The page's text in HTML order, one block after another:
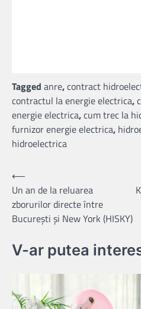
Tagged anre,contract
contractul la energie electrica,
energie electrica,cum trec la
furnizor energie electrica,
hidroelectrica
Navigare
în
articole
⟵
Un an de la reluarea
zborurilor directe între
București și New York (HISKY)
V-ar putea